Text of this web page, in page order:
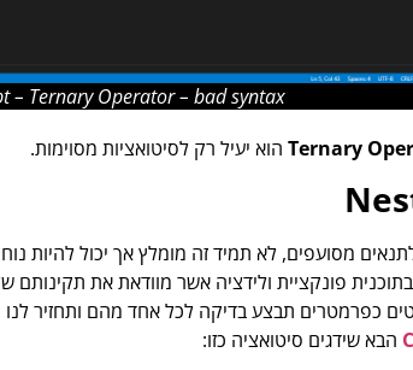
– Ternary Operator – bad syntax
Ternary הוא יעיל רק לסיטואציות מסוימות.
מסועפים, לא תמיד זה מומלץ אך יכול להיות
פונקציית ולידציה אשר מוודאת את
כפרמטרים תבצע בדיקה לכל אחד מהם ותחזיר לנו
הבא שידגים סיטואציה כזו: